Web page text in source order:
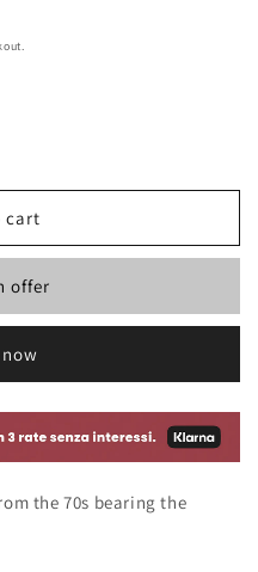
cart
offer
the 70s bearing the